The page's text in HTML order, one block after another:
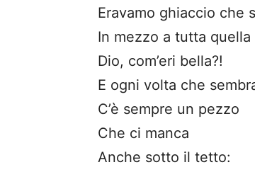
Eravamo ghiaccio che
In mezzo a tutta quella
Dio, com’eri bella?!
E ogni volta che
C’è sempre un pezzo
Che ci manca
Anche sotto il tetto: